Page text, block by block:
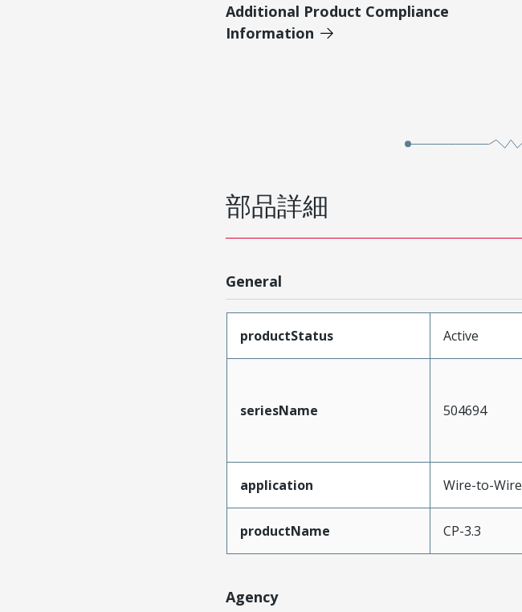
Additional Product Compliance
Information
部品詳細
General
productStatus Active
seriesName 504694
application Wire-to-Wire
productName CP-3.3
Agency